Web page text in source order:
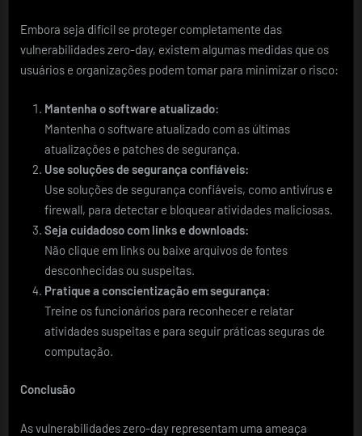
Embora seja difícil se proteger completamente das
vulnerabilidades zero-day, existem algumas medidas que os
usuários e organizações podem tomar para minimizar o risco:
Mantenha o software atualizado:
Mantenha o software atualizado com as últimas
atualizações e patches de segurança.
Use soluções de segurança confiáveis:
Use soluções de segurança confiáveis, como antivírus e
firewall, para detectar e bloquear atividades maliciosas.
Seja cuidadoso com links e downloads:
Não clique em links ou baixe arquivos de fontes
desconhecidas ou suspeitas.
Pratique a conscientização em segurança:
Treine os funcionários para reconhecer e relatar
atividades suspeitas e para seguir práticas seguras de
computação.
Conclusão
As vulnerabilidades zero-day representam uma ameaça